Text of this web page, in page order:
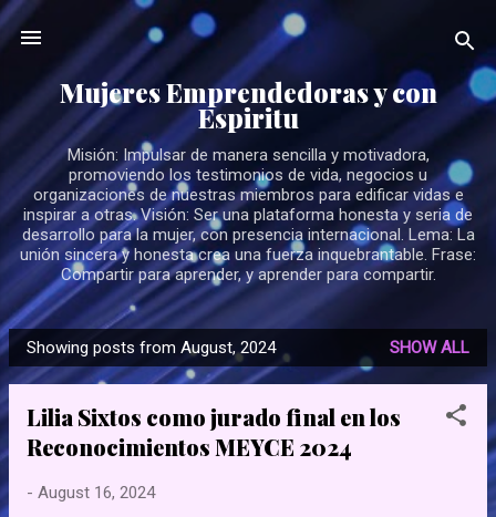
Skip to main content
Mujeres Emprendedoras y con
Espiritu
Misión: Impulsar de manera sencilla y motivadora,
promoviendo los testimonios de vida, negocios u
organizaciones de nuestras miembros para edificar vidas e
inspirar a otras. Visión: Ser una plataforma honesta y seria de
desarrollo para la mujer, con presencia internacional. Lema: La
unión sincera y honesta crea una fuerza inquebrantable. Frase:
Compartir para aprender, y aprender para compartir.
P
o
Showing posts from August, 2024 SHOW ALL
Lilia Sixtos como jurado final en los
Reconocimientos MEYCE 2024
- August 16, 2024